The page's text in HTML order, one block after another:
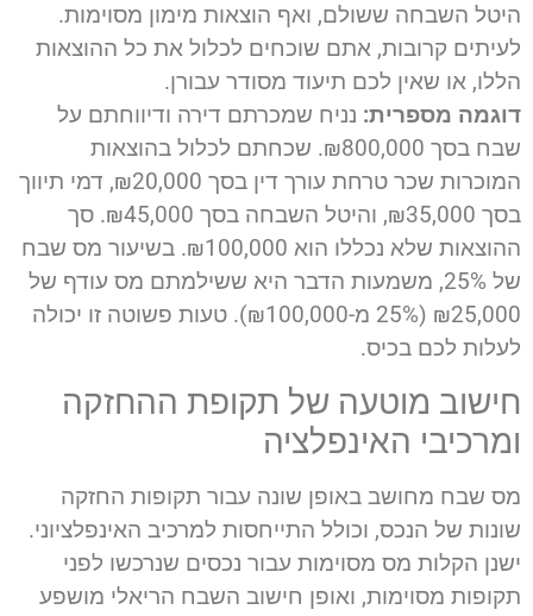
היטל השבחה ששולם, ואף הוצאות מימון מסוימות.
לעיתים קרובות, אתם שוכחים לכלול את כל ההוצאות
הללו, או שאין לכם תיעוד מסודר עבורן.
דוגמה מספרית: נניח שמכרתם דירה ודיווחתם על
שבח בסך ₪800,000. שכחתם לכלול בהוצאות
המוכרות שכר טרחת עורך דין בסך ₪20,000, דמי תיווך
בסך ₪35,000, והיטל השבחה בסך ₪45,000. סך
ההוצאות שלא נכללו הוא ₪100,000. בשיעור מס שבח
של 25%, משמעות הדבר היא ששילמתם מס עודף של
₪25,000 (25% מ-₪100,000). טעות פשוטה זו יכולה
לעלות לכם בכיס.
חישוב מוטעה של תקופת ההחזקה
ומרכיבי האינפלציה
מס שבח מחושב באופן שונה עבור תקופות החזקה
שונות של הנכס, וכולל התייחסות למרכיב האינפלציוני.
ישנן הקלות מס מסוימות עבור נכסים שנרכשו לפני
תקופות מסוימות, ואופן חישוב השבח הריאלי מושפע